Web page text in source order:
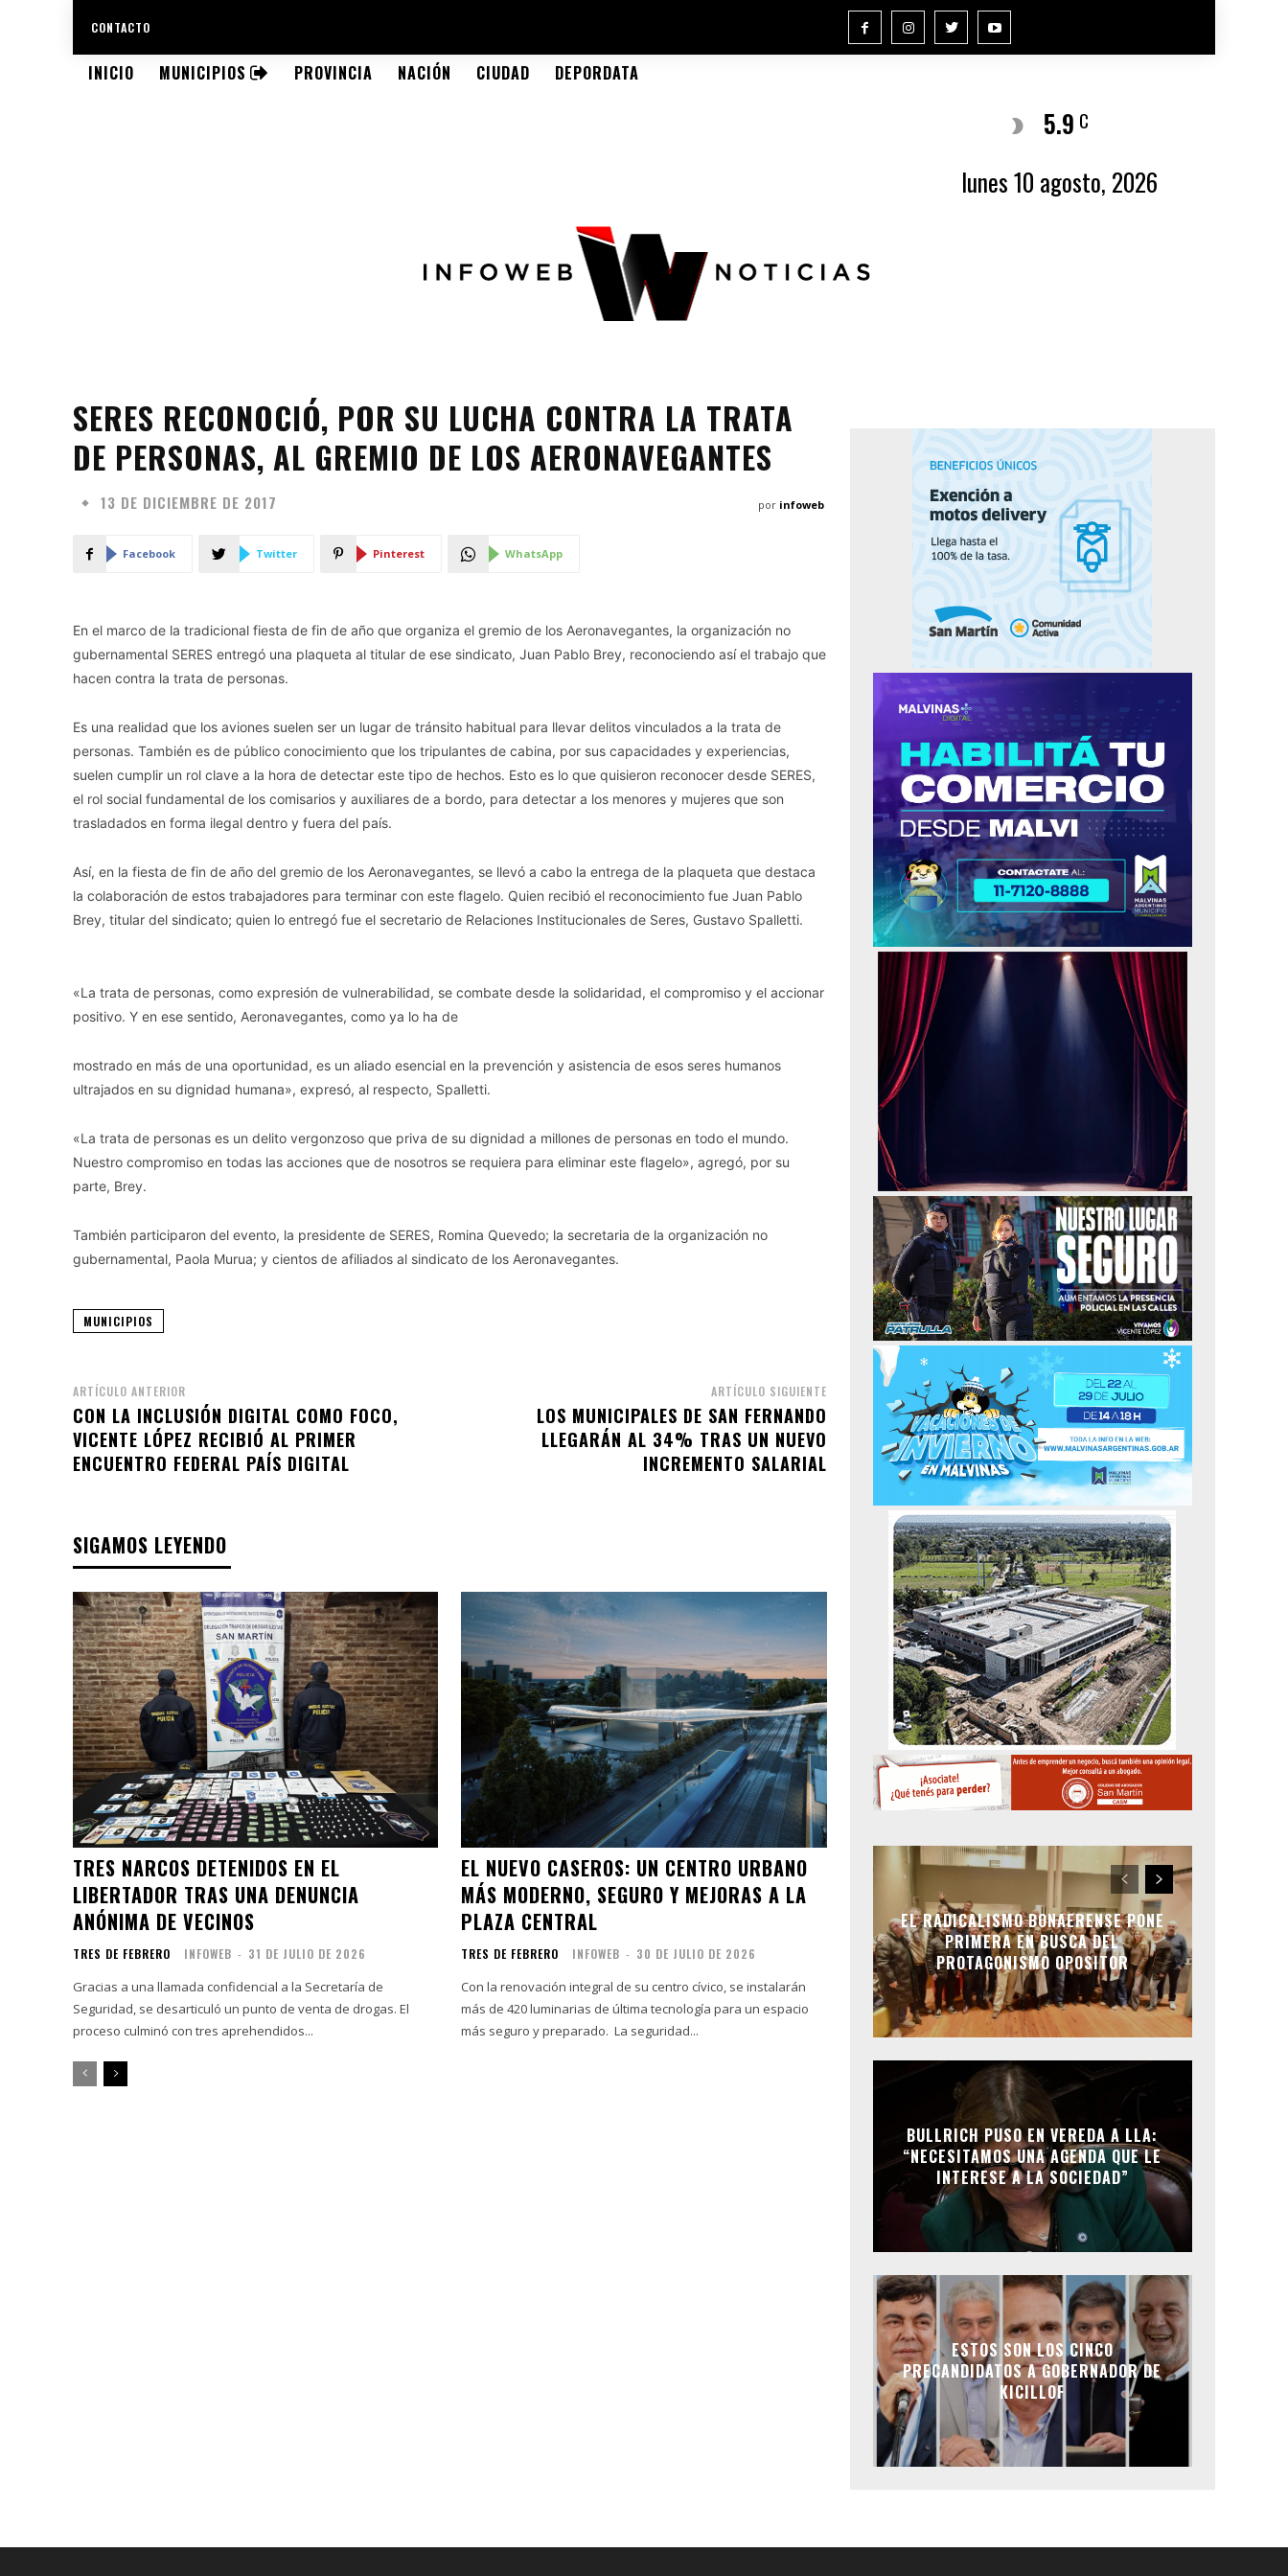
CONTACTO
INICIO MUNICIPIOS PROVINCIA NACIÓN CIUDAD DEPORDATA
5.9 C
lunes 10 agosto, 2026
SERES RECONOCIÓ, POR SU LUCHA CONTRA LA TRATA
DE PERSONAS, AL GREMIO DE LOS AERONAVEGANTES
13 DE DICIEMBRE DE 2017 por infoweb
Facebook Twitter Pinterest WhatsApp
En el marco de la tradicional fiesta de fin de año que organiza el gremio de los Aeronavegantes, la organización no
gubernamental SERES entregó una plaqueta al titular de ese sindicato, Juan Pablo Brey, reconociendo así el trabajo que
hacen contra la trata de personas.
Es una realidad que los aviones suelen ser un lugar de tránsito habitual para llevar delitos vinculados a la trata de
personas. También es de público conocimiento que los tripulantes de cabina, por sus capacidades y experiencias,
suelen cumplir un rol clave a la hora de detectar este tipo de hechos. Esto es lo que quisieron reconocer desde SERES,
el rol social fundamental de los comisarios y auxiliares de a bordo, para detectar a los menores y mujeres que son
trasladados en forma ilegal dentro y fuera del país.
Así, en la fiesta de fin de año del gremio de los Aeronavegantes, se llevó a cabo la entrega de la plaqueta que destaca
la colaboración de estos trabajadores para terminar con este flagelo. Quien recibió el reconocimiento fue Juan Pablo
Brey, titular del sindicato; quien lo entregó fue el secretario de Relaciones Institucionales de Seres, Gustavo Spalletti.
«La trata de personas, como expresión de vulnerabilidad, se combate desde la solidaridad, el compromiso y el accionar
positivo. Y en ese sentido, Aeronavegantes, como ya lo ha de
mostrado en más de una oportunidad, es un aliado esencial en la prevención y asistencia de esos seres humanos
ultrajados en su dignidad humana», expresó, al respecto, Spalletti.
«La trata de personas es un delito vergonzoso que priva de su dignidad a millones de personas en todo el mundo.
Nuestro compromiso en todas las acciones que de nosotros se requiera para eliminar este flagelo», agregó, por su
parte, Brey.
También participaron del evento, la presidente de SERES, Romina Quevedo; la secretaria de la organización no
gubernamental, Paola Murua; y cientos de afiliados al sindicato de los Aeronavegantes.
MUNICIPIOS
ARTÍCULO ANTERIOR
CON LA INCLUSIÓN DIGITAL COMO FOCO,
VICENTE LÓPEZ RECIBIÓ AL PRIMER
ENCUENTRO FEDERAL PAÍS DIGITAL
ARTÍCULO SIGUIENTE
LOS MUNICIPALES DE SAN FERNANDO
LLEGARÁN AL 34% TRAS UN NUEVO
INCREMENTO SALARIAL
SIGAMOS LEYENDO
TRES NARCOS DETENIDOS EN EL
LIBERTADOR TRAS UNA DENUNCIA
ANÓNIMA DE VECINOS
TRES DE FEBRERO INFOWEB - 31 DE JULIO DE 2026
Gracias a una llamada confidencial a la Secretaría de
Seguridad, se desarticuló un punto de venta de drogas. El
proceso culminó con tres aprehendidos...
EL NUEVO CASEROS: UN CENTRO URBANO
MÁS MODERNO, SEGURO Y MEJORAS A LA
PLAZA CENTRAL
TRES DE FEBRERO INFOWEB - 30 DE JULIO DE 2026
Con la renovación integral de su centro cívico, se instalarán
más de 420 luminarias de última tecnología para un espacio
más seguro y preparado. La seguridad...
EL RADICALISMO BONAERENSE PONE
PRIMERA EN BUSCA DEL
PROTAGONISMO OPOSITOR
BULLRICH PUSO EN VEREDA A LLA:
“NECESITAMOS UNA AGENDA QUE LE
INTERESE A LA SOCIEDAD”
ESTOS SON LOS CINCO
PRECANDIDATOS A GOBERNADOR DE
KICILLOF